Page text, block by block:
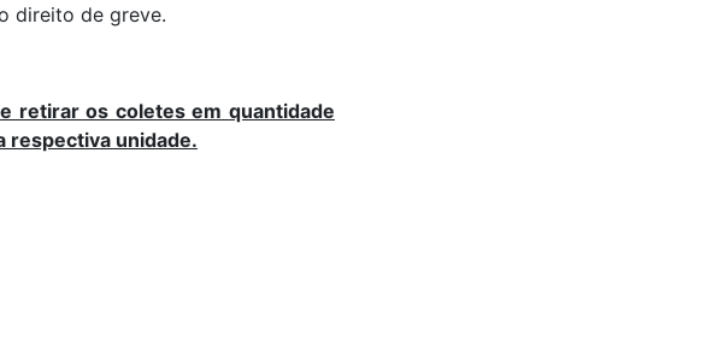
direito de greve.
retirar os coletes em quantidade
respectiva unidade.